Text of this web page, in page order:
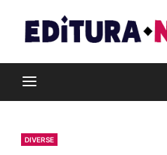
content
Editura
DIVERSE